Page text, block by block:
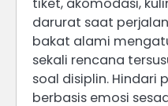
darurat saat
bakat alami
sekali rencana
soal disiplin. Hindari
berbasis emosi